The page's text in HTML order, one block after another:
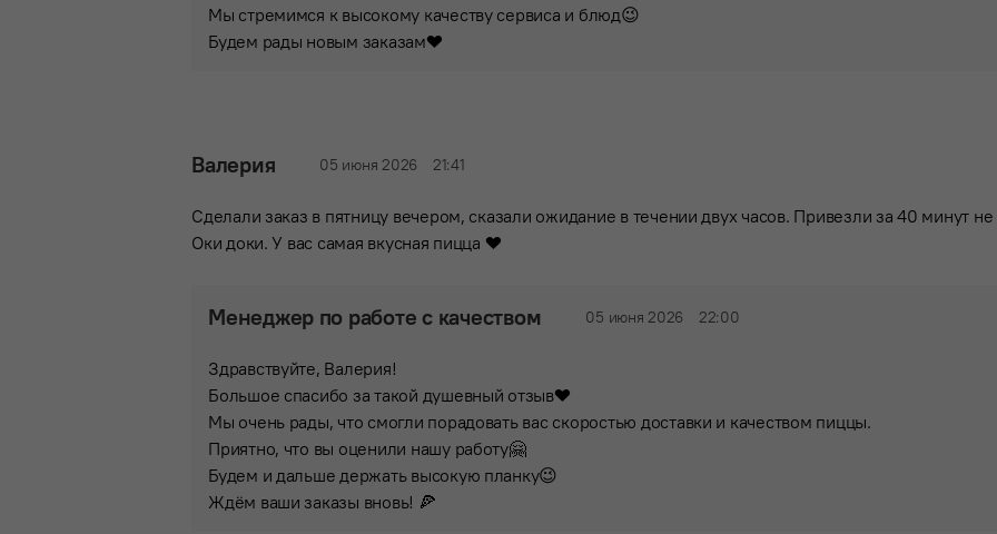
Мы стремимся к высокому качеству сервиса и блюд😉
Будем рады новым заказам❤
Валерия 05 июня 2026 21:41
Сделали заказ в пятницу вечером, сказали ожидание в течении двух часов. Привезли за 40 минут
Оки доки. У вас самая вкусная пицца ❤️
Менеджер по работе с качеством 05 июня 2026 22:00
Здравствуйте, Валерия!
Большое спасибо за такой душевный отзыв❤️
Мы очень рады, что смогли порадовать вас скоростью доставки и качеством пиццы.
Приятно, что вы оценили нашу работу🤗
Будем и дальше держать высокую планку😉
Ждём ваши заказы вновь! 🍕